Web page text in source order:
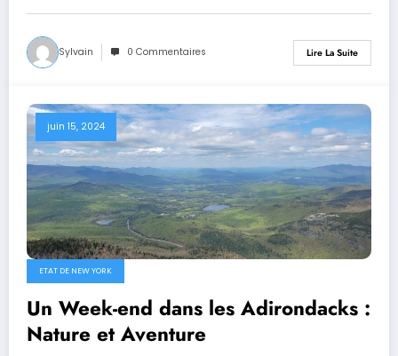
Sylvain 0 Commentaires Lire La Suite
juin 15, 2024
ETAT DE NEW YORK
Un Week-end dans les Adirondacks :
Nature et Aventure